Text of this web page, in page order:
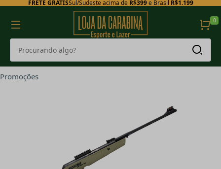
FRETE GRÁTISSul/Sudeste acima de R$399e Brasil R$1.199
0
Promoções